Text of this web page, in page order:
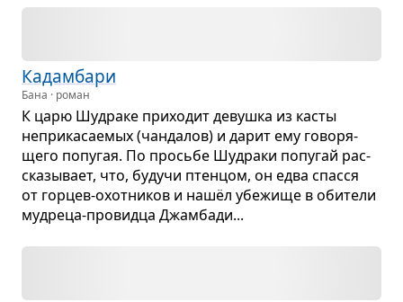
Кадам­бари
Бана · роман
К царю Шуд­раке при­хо­дит девушка из касты
непри­ка­са­е­мых (чан­да­лов) и дарит ему гово­ря­
щего попу­гая. По просьбе Шуд­раки попу­гай рас­
ска­зы­вает, что, будучи птен­цом, он едва спасся
от гор­цев-охот­ни­ков и нашёл убе­жище в оби­тели
муд­реца-про­видца Джам­бади...